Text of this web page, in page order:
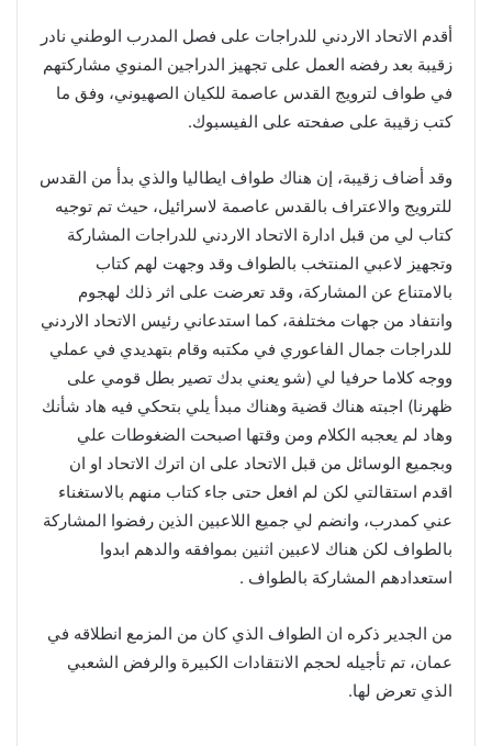
أقدم الاتحاد الاردني للدراجات على فصل المدرب الوطني نادر
زقيبة بعد رفضه العمل على تجهيز الدراجين المنوي مشاركتهم
في طواف لترويج القدس عاصمة للكيان الصهيوني، وفق ما
كتب زقيبة على صفحته على الفيسبوك.
وقد أضاف زقيبة، إن هناك طواف ايطاليا والذي بدأ من القدس
للترويج والاعتراف بالقدس عاصمة لاسرائيل، حيث تم توجيه
كتاب لي من قبل ادارة الاتحاد الاردني للدراجات المشاركة
وتجهيز لاعبي المنتخب بالطواف وقد وجهت لهم كتاب
بالامتناع عن المشاركة، وقد تعرضت على اثر ذلك لهجوم
وانتفاد من جهات مختلفة، كما استدعاني رئيس الاتحاد الاردني
للدراجات جمال الفاعوري في مكتبه وقام بتهديدي في عملي
ووجه كلاما حرفيا لي (شو يعني بدك تصير بطل قومي على
ظهرنا) اجبته هناك قضية وهناك مبدأ يلي بتحكي فيه هاد شأنك
وهاد لم يعجبه الكلام ومن وقتها اصبحت الضغوطات علي
وبجميع الوسائل من قبل الاتحاد على ان اترك الاتحاد او ان
اقدم استقالتي لكن لم افعل حتى جاء كتاب منهم بالاستغناء
عني كمدرب، وانضم لي جميع اللاعبين الذين رفضوا المشاركة
بالطواف لكن هناك لاعبين اثنين بموافقه والدهم ابدوا
استعدادهم المشاركة بالطواف .
من الجدير ذكره ان الطواف الذي كان من المزمع انطلاقه في
عمان، تم تأجيله لحجم الانتقادات الكبيرة والرفض الشعبي
الذي تعرض لها.